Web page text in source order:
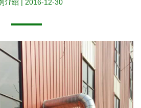
介绍 | 2016-12-30